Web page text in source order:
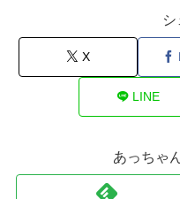
シ
X
LINE
あっちゃ